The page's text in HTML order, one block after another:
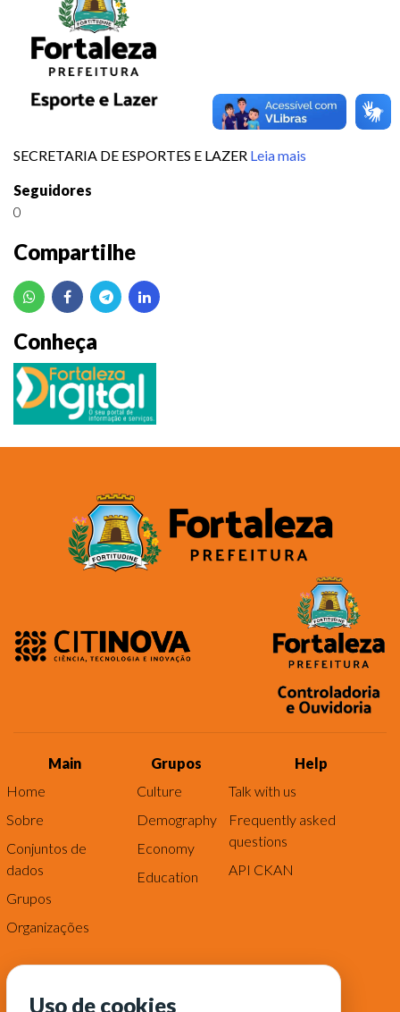
SECRETARIA DE ESPORTES E LAZER Leia mais
Seguidores
0
Compartilhe
Conheça
Main
Home
Sobre
Conjuntos de
dados
Grupos
Organizações
Grupos
Culture
Demography
Economy
Education
Help
Talk with us
Frequently asked
questions
API CKAN
Uso de cookies